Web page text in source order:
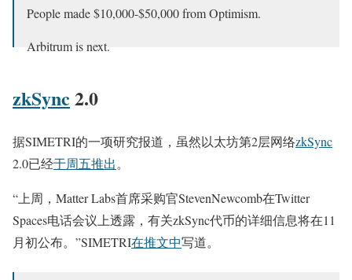
People made $10,000-$50,000 from Optimism.
Arbitrum is next.
the year.
— Miles Deutscher (@milesdeutscher)
zkSync2.0
据SIMETRI的一项研究报道，虽然以太坊第2层网络zkSync
2.0已经于周五推出。
“上周，Matter Labs首席采购官StevenNewcomb在Twitter
Spaces电话会议上透露，有关zkSync代币的详细信息将在11
月初公布。”SIMETRI在推文中写道。